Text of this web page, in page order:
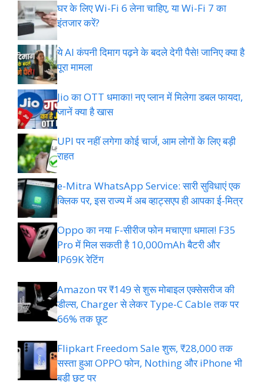
घर के लिए Wi-Fi 6 लेना चाहिए, या Wi-Fi 7 का
इंतजार करें?
ये AI कंपनी दिमाग पढ़ने के बदले देगी पैसे! जानिए क्या है
पूरा मामला
Jio का OTT धमाका! नए प्लान में मिलेगा डबल फायदा,
जानें क्या है खास
UPI पर नहीं लगेगा कोई चार्ज, आम लोगों के लिए बड़ी
राहत
e-Mitra WhatsApp Service: सारी सुविधाएं एक
क्लिक पर, इस राज्य में अब व्हाट्सएप ही आपका ई-मित्र
Oppo का नया F-सीरीज फोन मचाएगा धमाल! F35
Pro में मिल सकती है 10,000mAh बैटरी और
IP69K रेटिंग
Amazon पर ₹149 से शुरू मोबाइल एक्सेसरीज की
डील्स, Charger से लेकर Type-C Cable तक पर
66% तक छूट
Flipkart Freedom Sale शुरू, ₹28,000 तक
सस्ता हुआ OPPO फोन, Nothing और iPhone भी
बड़ी छूट पर